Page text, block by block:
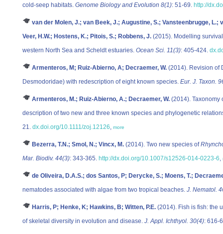
cold-seep habitats. Genome Biology and Evolution 8(1): 51-69. http://
van der Molen, J.; van Beek, J.; Augustine, S.; Vansteenbrugge, L.;
Veer, H.W.; Hostens, K.; Pitois, S.; Robbens, J. (2015). Modelling
western North Sea and Scheldt estuaries. Ocean Sci. 11(3): 405-424.
Armenteros, M; Ruiz-Abierno, A; Decraemer, W. (2014). Revision of
Desmodoridae) with redescription of eight known species. Eur. J. Taxon.
Armenteros, M.; Ruiz-Abierno, A.; Decraemer, W. (2014). Taxonomy
description of two new and three known species and phylogenetic
21. dx.doi.org/10.1111/zoj.12126, more
Bezerra, T.N.; Smol, N.; Vincx, M. (2014). Two new species of
Mar. Biodiv. 44(3): 343-365. http://dx.doi.org/10.1007/s12526-014-0223-6,
de Oliveira, D.A.S.; dos Santos, P; Derycke, S.; Moens, T.;
nematodes associated with algae from two tropical beaches. J. Nematol.
Harris, P; Henke, K; Hawkins, B; Witten, P.E. (2014). Fish is fish: the
of skeletal diversity in evolution and disease. J. Appl. Ichthyol. 30(4): 616-